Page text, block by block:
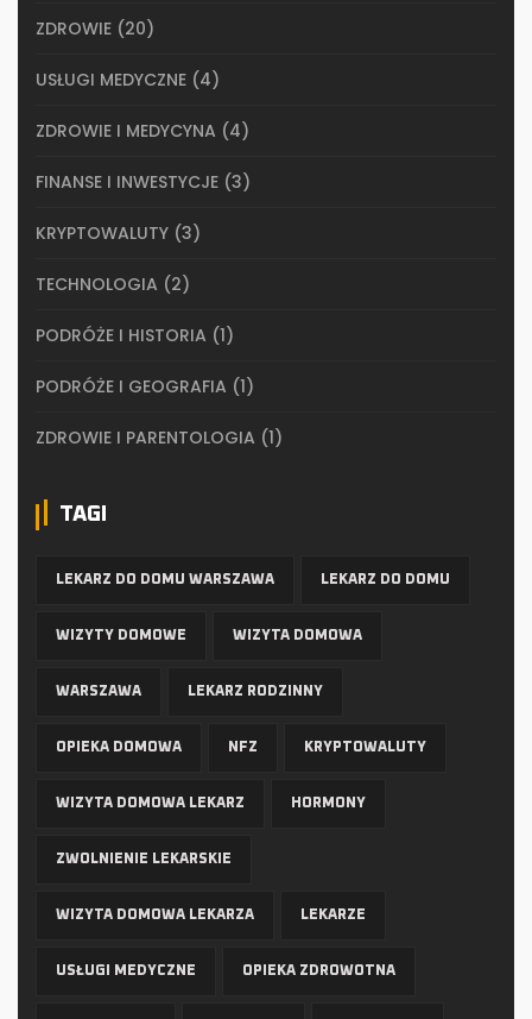
ZDROWIE (20)
USŁUGI MEDYCZNE (4)
ZDROWIE I MEDYCYNA (4)
FINANSE I INWESTYCJE (3)
KRYPTOWALUTY (3)
TECHNOLOGIA (2)
PODRÓŻE I HISTORIA (1)
PODRÓŻE I GEOGRAFIA (1)
ZDROWIE I PARENTOLOGIA (1)
TAGI
LEKARZ DO DOMU WARSZAWA LEKARZ DO DOMU
WIZYTY DOMOWE WIZYTA DOMOWA
WARSZAWA LEKARZ RODZINNY
OPIEKA DOMOWA NFZ KRYPTOWALUTY
WIZYTA DOMOWA LEKARZ HORMONY
ZWOLNIENIE LEKARSKIE
WIZYTA DOMOWA LEKARZA LEKARZE
USŁUGI MEDYCZNE OPIEKA ZDROWOTNA